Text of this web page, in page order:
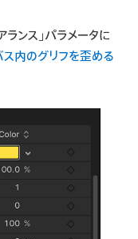
ランス」パラメータに
ス内のグリフを歪める